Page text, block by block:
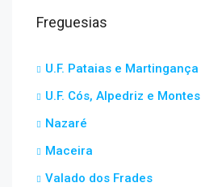
Freguesias
U.F. Pataias e Martingança
U.F. Cós, Alpedriz e Montes
Nazaré
Maceira
Valado dos Frades